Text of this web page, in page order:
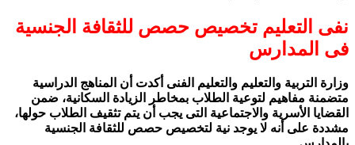
نفى التعليم تخصيص حصص للثقافة الجنسية
فى المدارس
وزارة التربية والتعليم والتعليم الفنى أكدت أن المناهج الدراسية
متضمنة مفاهيم لتوعية الطلاب بمخاطر الزيادة السكانية، ضمن
القضايا الأسرية والاجتماعية التى يجب أن يتم تثقيف الطلاب حولها،
مشددة على أنه لا يوجد نية لتخصيص حصص للثقافة الجنسية